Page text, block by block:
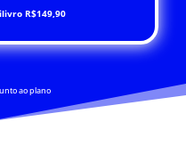
R$149,90
ao plano